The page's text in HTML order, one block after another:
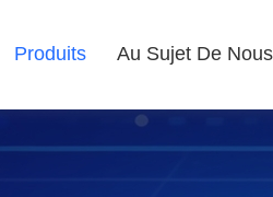
Produits Au Sujet De Nous